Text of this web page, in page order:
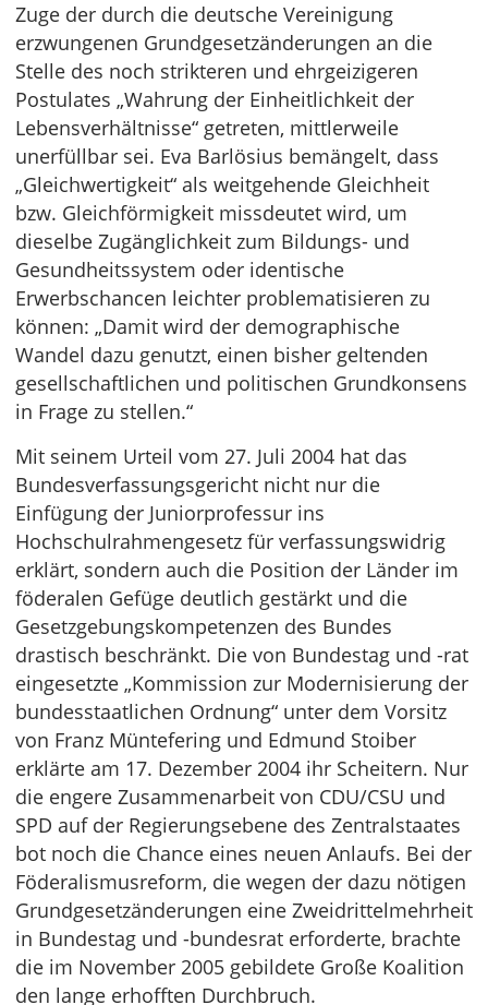
Zuge der durch die deutsche Vereinigung
erzwungenen Grundgesetzänderungen an die
Stelle des noch strikteren und ehrgeizigeren
Postulates „Wahrung der Einheitlichkeit der
Lebensverhältnisse“ getreten, mittlerweile
unerfüllbar sei. Eva Barlösius bemängelt, dass
„Gleichwertigkeit“ als weitgehende Gleichheit
bzw. Gleichförmigkeit missdeutet wird, um
dieselbe Zugänglichkeit zum Bildungs- und
Gesundheitssystem oder identische
Erwerbschancen leichter problematisieren zu
können: „Damit wird der demographische
Wandel dazu genutzt, einen bisher geltenden
gesellschaftlichen und politischen Grundkonsens
in Frage zu stellen.“
Mit seinem Urteil vom 27. Juli 2004 hat das
Bundesverfassungsgericht nicht nur die
Einfügung der Juniorprofessur ins
Hochschulrahmengesetz für verfassungswidrig
erklärt, sondern auch die Position der Länder im
föderalen Gefüge deutlich gestärkt und die
Gesetzgebungskompetenzen des Bundes
drastisch beschränkt. Die von Bundestag und -rat
eingesetzte „Kommission zur Modernisierung der
bundesstaatlichen Ordnung“ unter dem Vorsitz
von Franz Müntefering und Edmund Stoiber
erklärte am 17. Dezember 2004 ihr Scheitern. Nur
die engere Zusammenarbeit von CDU/CSU und
SPD auf der Regierungsebene des Zentralstaates
bot noch die Chance eines neuen Anlaufs. Bei der
Föderalismusreform, die wegen der dazu nötigen
Grundgesetzänderungen eine Zweidrittelmehrheit
in Bundestag und -bundesrat erforderte, brachte
die im November 2005 gebildete Große Koalition
den lange erhofften Durchbruch.